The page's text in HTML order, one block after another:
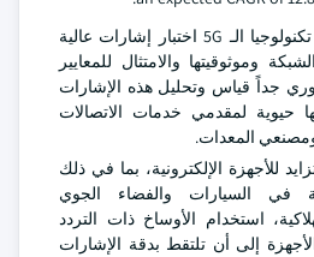
ويتطلب بدء تشغيل تكنولوجيا الـ 5G اختبار إشارات عالية
وموثوقيتها والامتثال للمعايير
جداً قياس وتحليل هذه الإشارات
حيوية لمقدمي خدمات الاتصالات
ومصنعي المعدات.
للأجهزة الإلكترونية، بما في ذلك
في السيارات والفضاء الجوي
استخدام الأوساخ ذات التردد
إلى أن تلتقط بدقة الإشارات